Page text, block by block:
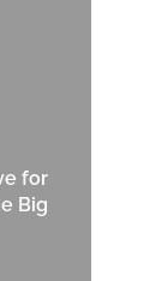
for
Big